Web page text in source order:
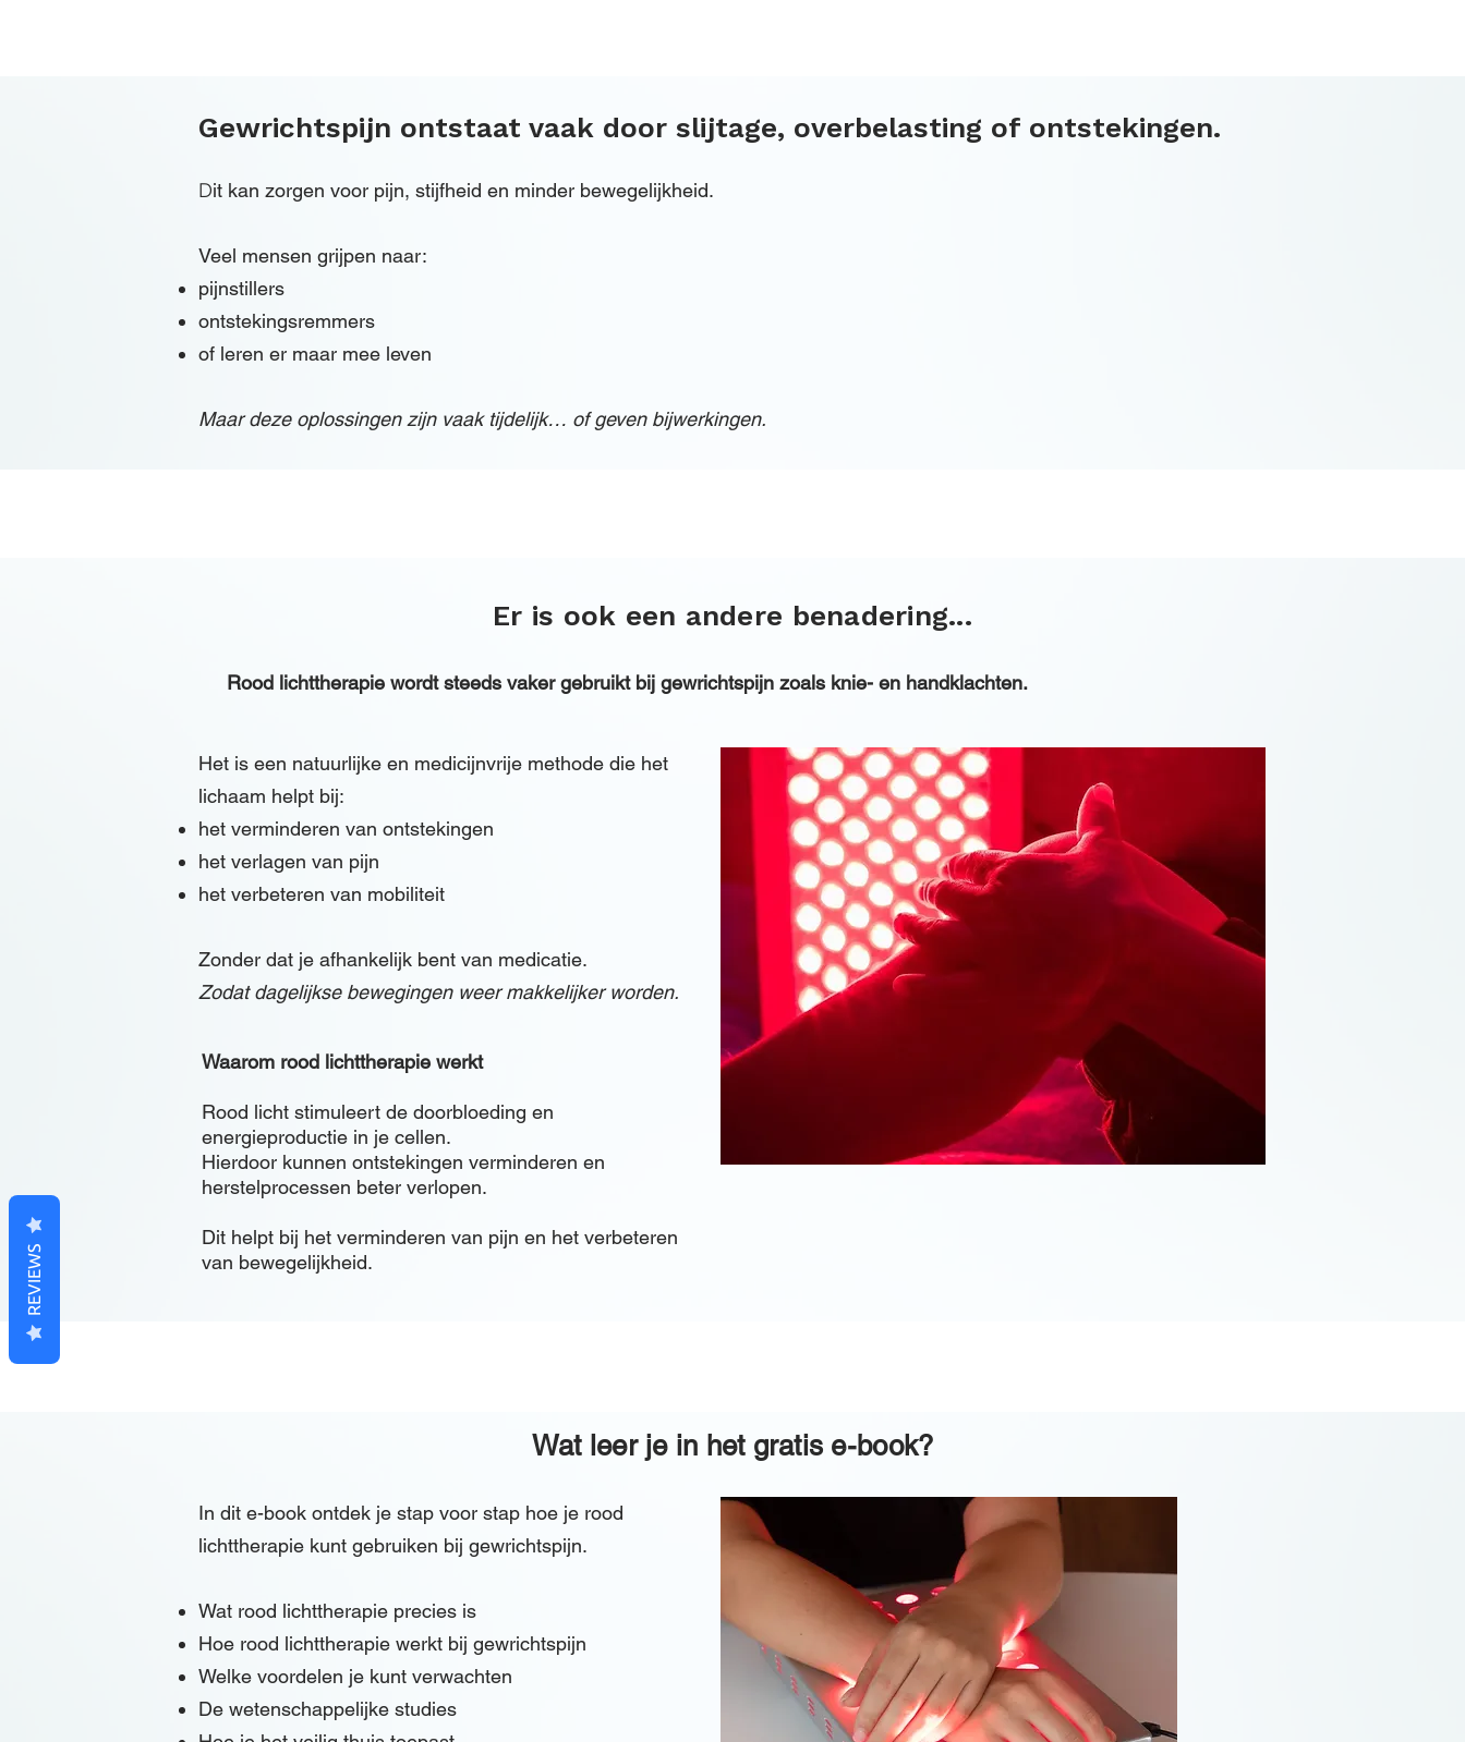
Gewrichtspijn ontstaat vaak door slijtage, overbelasting of ontstekingen.
​Dit kan zorgen voor pijn, stijfheid en minder bewegelijkheid.
Veel mensen grijpen naar:
pijnstillers
ontstekingsremmers
of leren er maar mee leven
Maar deze oplossingen zijn vaak tijdelijk… of geven bijwerkingen.
Er is ook een andere benadering...
Rood lichttherapie wordt steeds vaker gebruikt bij gewrichtspijn zoals knie- en handklachten.
​​Het is een natuurlijke en medicijnvrije methode die het
lichaam helpt bij:​
het verminderen van ontstekingen
het verlagen van pijn
het verbeteren van mobiliteit
Zonder dat je afhankelijk bent van medicatie.
Zodat dagelijkse bewegingen weer makkelijker worden.
Waarom rood lichttherapie werkt
Rood licht stimuleert de doorbloeding en
energieproductie in je cellen.
Hierdoor kunnen ontstekingen verminderen en
herstelprocessen beter verlopen.
Dit helpt bij het verminderen van pijn en het verbeteren
van bewegelijkheid.
Wat leer je in het gratis e-book?
In dit e-book ontdek je stap voor stap hoe je rood
lichttherapie kunt gebruiken bij gewrichtspijn.
Wat rood lichttherapie precies is
Hoe rood lichttherapie werkt bij gewrichtspijn
Welke voordelen je kunt verwachten
De wetenschappelijke studies
REVIEWS